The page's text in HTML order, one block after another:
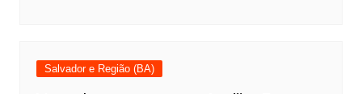
Salvador e Região (BA)